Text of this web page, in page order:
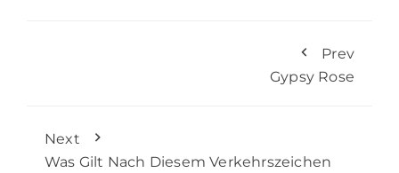
Prev
Gypsy Rose
Next
Was Gilt Nach Diesem Verkehrszeichen